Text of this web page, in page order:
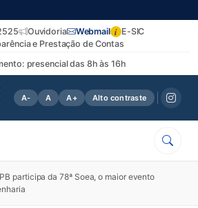
presencial das 8h às 16h
Ouvidoria Webmail i E-SIC
e Prestação de Contas
A- A A+ Alto contraste
participa da 78ª Soea, o maior evento